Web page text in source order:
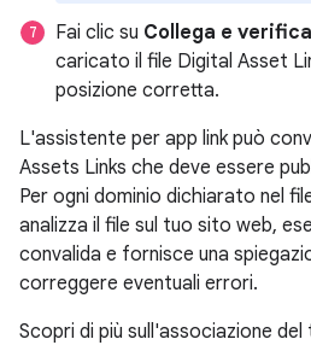
Fai clic su Collega e verifica
caricato il file Digital Asset
posizione corretta.
L'assistente per app link può
Assets Links che deve essere
Per ogni dominio dichiarato nel
analizza il file sul tuo sito web,
convalida e fornisce una
correggere eventuali errori.
Scopri di più sull'associazione